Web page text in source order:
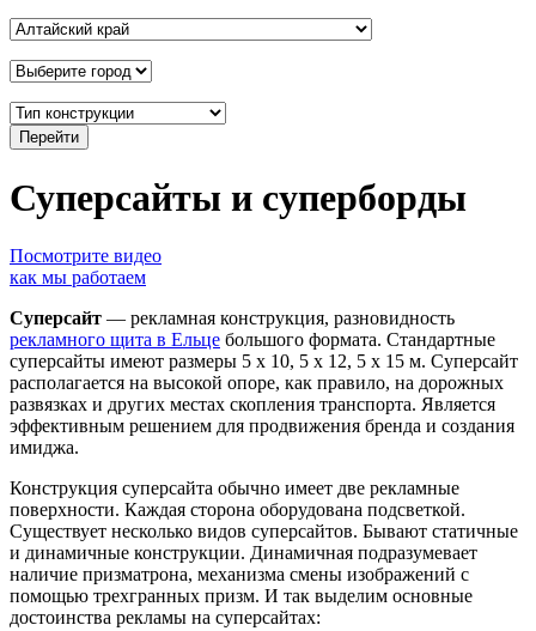
Суперсайты и суперборды
Посмотрите видео
как мы работаем
Суперсайт — рекламная конструкция, разновидность
рекламного щита в Ельце большого формата. Стандартные
суперсайты имеют размеры 5 х 10, 5 х 12, 5 х 15 м. Суперсайт
располагается на высокой опоре, как правило, на дорожных
развязках и других местах скопления транспорта. Является
эффективным решением для продвижения бренда и создания
имиджа.
Конструкция суперсайта обычно имеет две рекламные
поверхности. Каждая сторона оборудована подсветкой.
Существует несколько видов суперсайтов. Бывают статичные
и динамичные конструкции. Динамичная подразумевает
наличие призматрона, механизма смены изображений с
помощью трехгранных призм. И так выделим основные
достоинства рекламы на суперсайтах: